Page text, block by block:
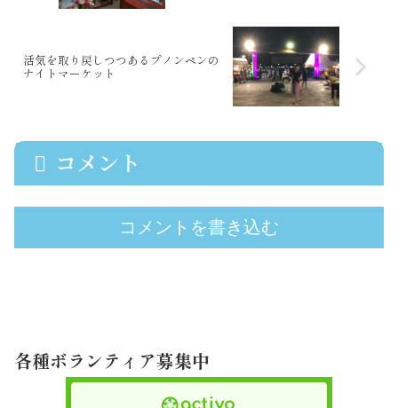
活気を取り戻しつつあるプノンペンの
ナイトマーケット
コメント
コメントを書き込む
各種ボランティア募集中